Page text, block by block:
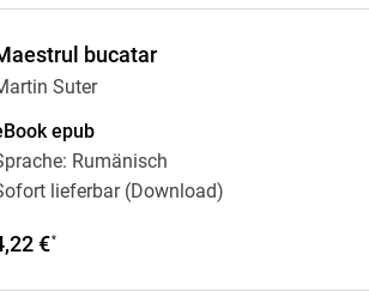
bucatar
Suter
epub
Rumänisch
lieferbar (Download)
€*